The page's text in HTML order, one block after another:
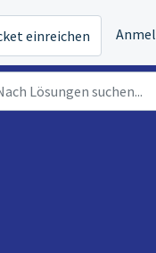
einreichen